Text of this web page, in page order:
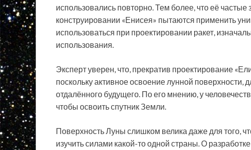
использовались повторно. Тем более, что её
конструировании «Енисея» пытаются применить
использоваться при проектировании ракет,
использования.
Эксперт уверен, что, прекратив проектирование
поскольку активное освоение лунной поверхности,
отдалённого будущего. По его мнению, у
чтобы освоить спутник Земли.
Поверхность Луны слишком велика даже для того,
изучить силами какой-то одной страны. О